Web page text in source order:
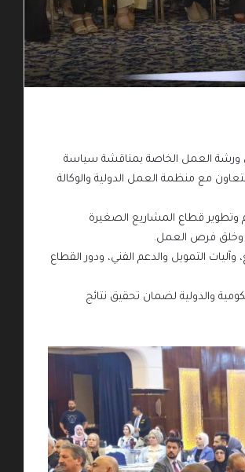
في ورشة العمل الخاصة بمناقشة سياسة
مع منظمة العمل الدولية والوكالة
وتطوير قطاع المشاريع الصغيرة
وخلق فرص العمل.
التمويل والدعم الفني، ودور القطاع
والدولية لضمان تحقيق نتائج